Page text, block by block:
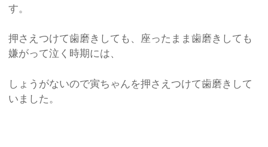
す。
押さえつけて歯磨きしても、座ったまま歯磨きしても
嫌がって泣く時期には、
しょうがないので寅ちゃんを押さえつけて歯磨きして
いました。